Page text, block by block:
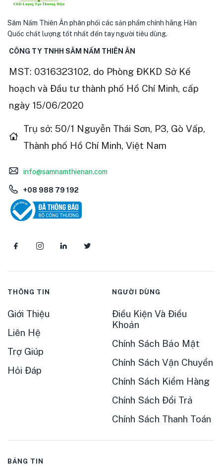
Sâm Nấm Thiên Ân phân phối các sản phẩm chính hãng Hàn
Quốc chất lượng tốt nhất đến tay người tiêu dùng.
CÔNG TY TNHH SÂM NẤM THIÊN ÂN
MST: 0316323102, do Phòng ĐKKD Sở Kế
hoạch và Đầu tư thành phố Hồ Chí Minh, cấp
ngày 15/06/2020
Trụ sở: 50/1 Nguyễn Thái Sơn, P3, Gò Vấp,
Thành phố Hồ Chí Minh, Việt Nam
info@samnamthienan.com
+08 988 79 192
THÔNG TIN
Giới Thiệu
Liên Hệ
Trợ Giúp
Hỏi Đáp
NGƯỜI DÙNG
Điều Kiện Và Điều
Khoản
Chính Sách Bảo Mật
Chính Sách Vận Chuyển
Chính Sách Kiểm Hàng
Chính Sách Đổi Trả
Chính Sách Thanh Toán
BẢNG TIN